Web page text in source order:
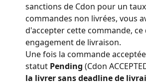
sanctions de Cdon pour un
commandes non livrées, vous
d'accepter cette commande,
engagement de livraison.
Une fois la commande
statut Pending (Cdon
la livrer sans deadline de